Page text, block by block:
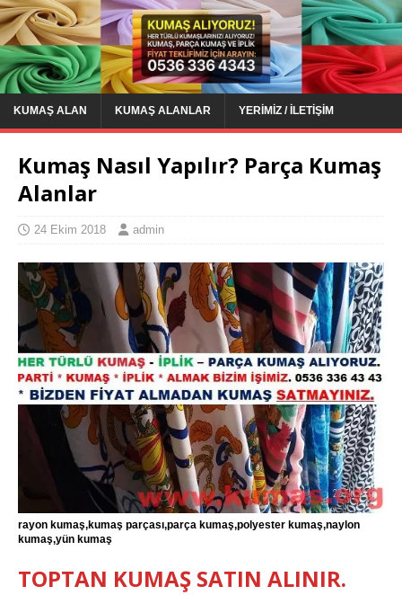
KUMAŞ ALAN KUMAŞ ALANLAR YERIMIZ / İLETIŞIM
Kumaş Nasıl Yapılır? Parça Kumaş
Alanlar
24 Ekim 2018 admin
rayon kumaş,kumaş parçası,parça kumaş,polyester kumaş,naylon
kumaş,yün kumaş
TOPTAN KUMAŞ SATIN ALINIR.